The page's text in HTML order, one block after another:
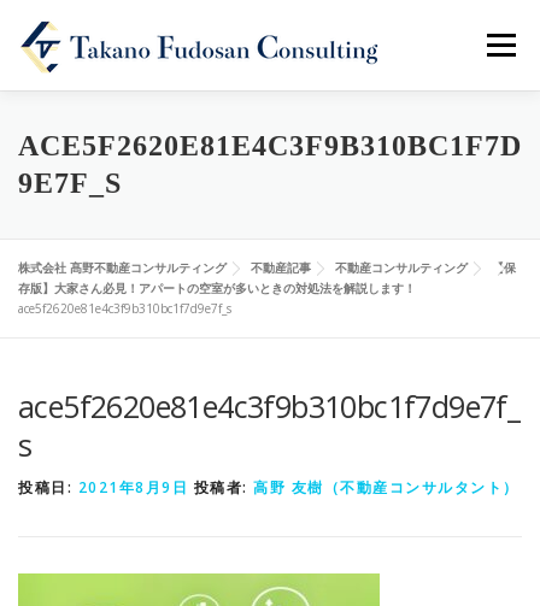
メニュ
ホーム 会社概要 事業内容 不動産記事
ACE5F2620E81E4C3F9B310BC1F7D
9E7F_S
株式会社 髙野不動産コンサルティング 不動産記事 不動産コンサルティング
【保
存版】大家さん必見！アパートの空室が多いときの対処法を解説します！
ace5f2620e81e4c3f9b310bc1f7d9e7f_s
ace5f2620e81e4c3f9b310bc1f7d9e7f_
s
投稿日: 2021年8月9日 投稿者: 高野 友樹（不動産コンサルタント）